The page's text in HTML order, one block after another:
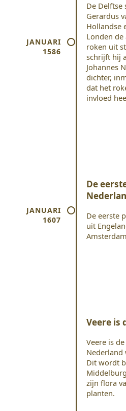
JANUARI
1586
De Delftse
Gerardus
Hollandse
Londen
roken uit
schrijft hij
Johannes
dichter,
dat het
invloed
JANUARI
1607
De
De eerste
uit
Veere is
Veere is
Nederland
Dit wordt
zijn flora
planten.